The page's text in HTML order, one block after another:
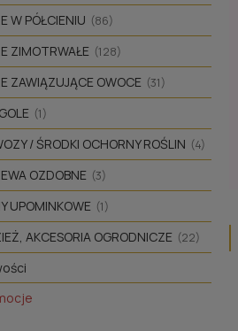
W PÓŁCIENIU (86)
ZIMOTRWAŁE (128)
ZAWIĄZUJĄCE OWOCE (31)
(1)
/ ŚRODKI OCHORNY ROŚLIN (4)
OZDOBNE (3)
UPOMINKOWE (1)
AKCESORIA OGRODNICZE (22)